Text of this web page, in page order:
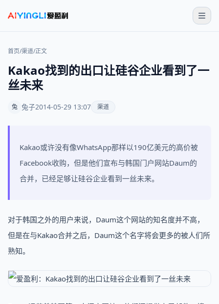
首页/渠道/正文
Kakao找到的出口让硅谷企业看到了一
丝未来
兔 兔子2014-05-29 13:07 渠道
Kakao或许没有像WhatsApp那样以190亿美元的高价被
Facebook收购，但是他们宣布与韩国门户网站Daum的
合并，已经足够让硅谷企业看到一丝未来。
对于韩国之外的用户来说，Daum这个网站的知名度并不高，
但是在与Kakao合并之后，Daum这个名字将会更多的被人们所
熟知。